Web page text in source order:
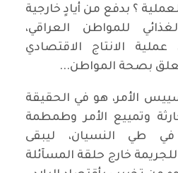
؟ بدفع من أيادٍ خارجية
للمواطن العراقي،
الانتاج الاقتصادي
بصحة المواطن...
الأمر، هو في الحقيقة
وتمييع الأمر وطمطمة
طي النسيان، ليبقى
خارج حلقة المسآئلة